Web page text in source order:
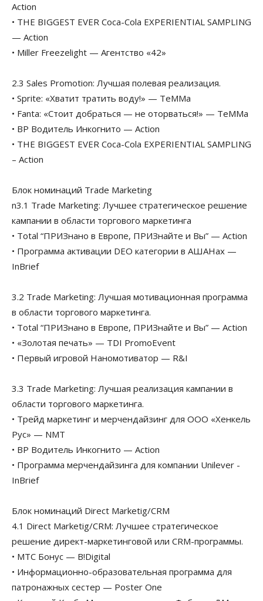
Action
• THE BIGGEST EVER Coca-Cola EXPERIENTIAL SAMPLING
— Action
• Miller Freezelight — Агентство «42»
2.3 Sales Promotion: Лучшая полевая реализация.
• Sprite: «Хватит тратить воду!» — ТеММа
• Fanta: «Стоит добраться — не оторваться!» — ТеММа
• BP Водитель Инкогнито — Action
• THE BIGGEST EVER Coca-Cola EXPERIENTIAL SAMPLING
– Action
Блок номинаций Trade Marketing
n3.1 Trade Marketing: Лучшее стратегическое решение
кампании в области торгового маркетинга
• Total “ПРИЗнано в Европе, ПРИЗнайте и Вы” — Action
• Программа активации DEO категории в АШАНах —
InBrief
3.2 Trade Marketing: Лучшая мотивационная программа
в области торгового маркетинга.
• Total “ПРИЗнано в Европе, ПРИЗнайте и Вы” — Action
• «Золотая печать» — TDI PromoEvent
• Первый игровой Наномотиватор — R&I
3.3 Trade Marketing: Лучшая реализация кампании в
области торгового маркетинга.
• Трейд маркетинг и мерчендайзинг для ООО «Хенкель
Рус» — NMT
• BP Водитель Инкогнито — Action
• Программа мерчендайзинга для компании Unilever -
InBrief
Блок номинаций Direct Marketig/CRM
4.1 Direct Marketig/CRM: Лучшее стратегическое
решение директ-маркетинговой или CRM-программы.
• МТС Бонус — B!Digital
• Информационно-образовательная программа для
патронажных сестер — Poster One